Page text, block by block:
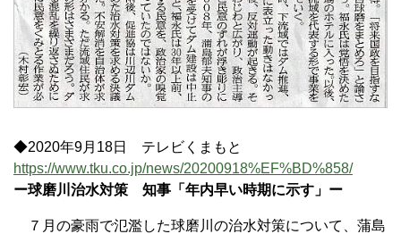
◆2020年9月18日 テレビくまもと
https://www.tku.co.jp/news/20200918%EF%BD%858/
ー球磨川治水対策 知事「年内早い時期に示す」ー
７月の豪雨で氾濫した球磨川の治水対策について、蒲島